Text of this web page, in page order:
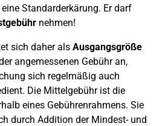
Standarderkärung. Er darf
nehmen!
sich daher als Ausgangsgröße
angemessenen Gebühr an,
sich regelmäßig auch
Die Mittelgebühr ist die
eines Gebührenrahmens. Sie
durch Addition der Mindest- und